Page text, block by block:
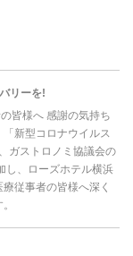
リーを!
皆様へ 感謝の気持ち
新型コロナウイルス
ガストロノミ協議会の
し、ローズホテル横浜
従事者の皆様へ深く